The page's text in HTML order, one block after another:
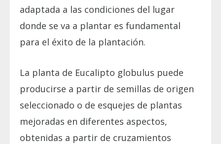
adaptada a las condiciones del lugar
donde se va a plantar es fundamental
para el éxito de la plantación.
La planta de Eucalipto globulus puede
producirse a partir de semillas de origen
seleccionado o de esquejes de plantas
mejoradas en diferentes aspectos,
obtenidas a partir de cruzamientos